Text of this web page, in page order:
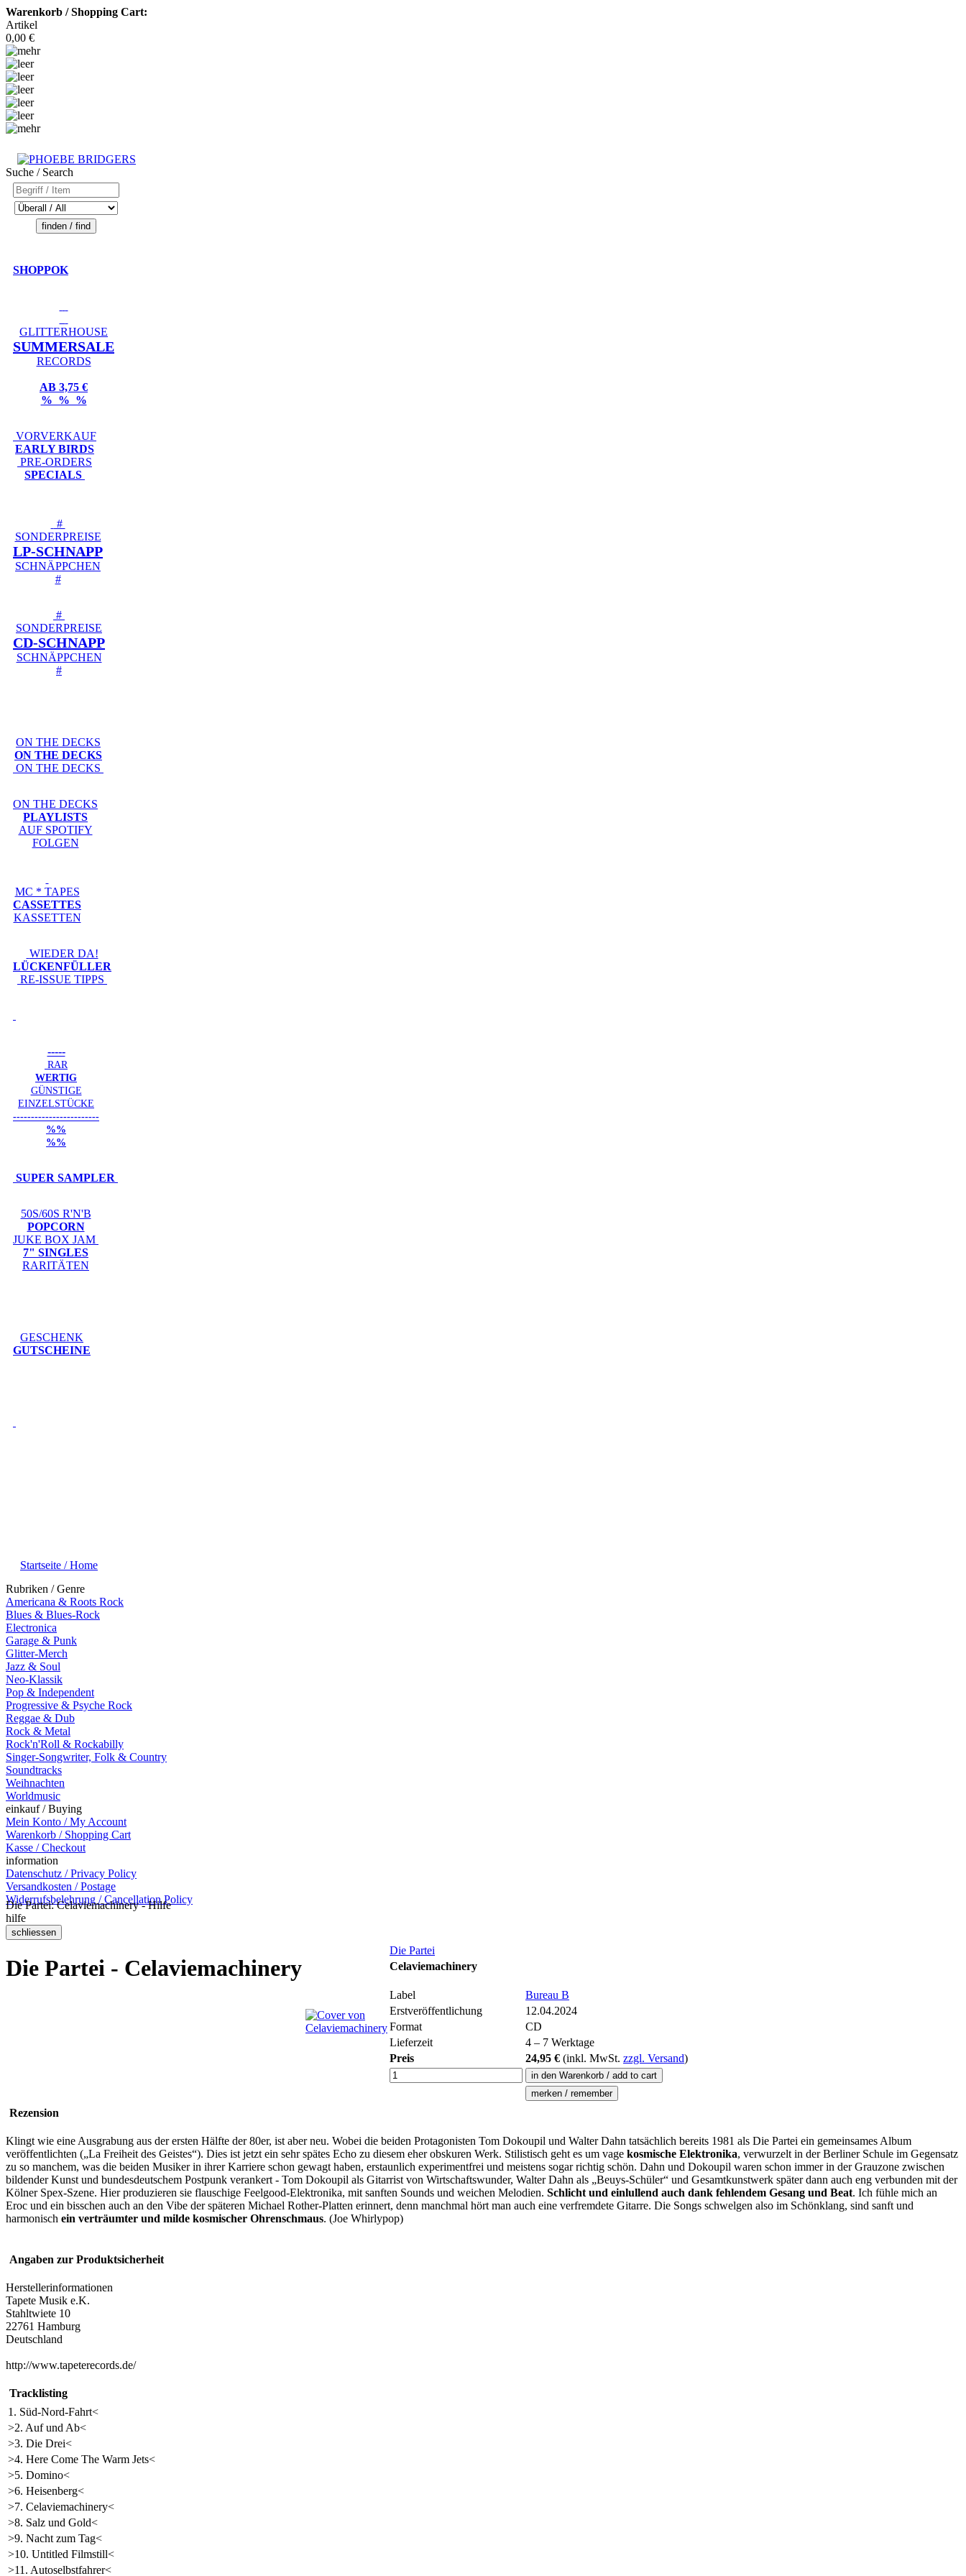
Warenkorb / Shopping Cart:
Artikel
0,00 €
Suche / Search
SHOPPOK
GLITTERHOUSE
SUMMERSALE
RECORDS
AB 3,75 €
% % %
VORVERKAUF
EARLY BIRDS
PRE-ORDERS
SPECIALS
#
SONDERPREISE
LP-SCHNAPP
SCHNÄPPCHEN
#
#
SONDERPREISE
CD-SCHNAPP
SCHNÄPPCHEN
#
ON THE DECKS
ON THE DECKS
ON THE DECKS
ON THE DECKS
PLAYLISTS
AUF SPOTIFY
FOLGEN
MC * TAPES
CASSETTES
KASSETTEN
WIEDER DA!
LÜCKENFÜLLER
RE-ISSUE TIPPS
-----
RAR
WERTIG
GÜNSTIGE
EINZELSTÜCKE
------------------------
%%
%%
SUPER SAMPLER
50S/60S R'N'B
POPCORN
JUKE BOX JAM
7" SINGLES
RARITÄTEN
GESCHENK
GUTSCHEINE
Startseite / Home
Rubriken / Genre
Americana & Roots Rock
Blues & Blues-Rock
Electronica
Garage & Punk
Glitter-Merch
Jazz & Soul
Neo-Klassik
Pop & Independent
Progressive & Psyche Rock
Reggae & Dub
Rock & Metal
Rock'n'Roll & Rockabilly
Singer-Songwriter, Folk & Country
Soundtracks
Weihnachten
Worldmusic
einkauf / Buying
Mein Konto / My Account
Warenkorb / Shopping Cart
Kasse / Checkout
information
Datenschutz / Privacy Policy
Versandkosten / Postage
Widerrufsbelehrung / Cancellation Policy
Die Partei: Celaviemachinery - Hilfe
hilfe
Die Partei - Celaviemachinery
Die Partei
Celaviemachinery
Label
Bureau B
Erstveröffentlichung
12.04.2024
Format
CD
Lieferzeit
4 – 7 Werktage
Preis
24,95 € (inkl. MwSt. zzgl. Versand)
Rezension
Klingt wie eine Ausgrabung aus der ersten Hälfte der 80er, ist aber neu. Wobei die beiden Protagonisten Tom Dokoupil und Walter Dahn tatsächlich bereits 1981 als Die Partei ein gemeinsames Album
veröffentlichten („La Freiheit des Geistes“). Dies ist jetzt ein sehr spätes Echo zu diesem eher obskuren Werk. Stilistisch geht es um vage kosmische Elektronika, verwurzelt in der Berliner Schule im Gegensatz
zu so manchem, was die beiden Musiker in ihrer Karriere schon gewagt haben, erstaunlich experimentfrei und meistens sogar richtig schön. Dahn und Dokoupil waren schon immer in der Grauzone zwischen
bildender Kunst und bundesdeutschem Postpunk verankert - Tom Dokoupil als Gitarrist von Wirtschaftswunder, Walter Dahn als „Beuys-Schüler“ und Gesamtkunstwerk später dann auch eng verbunden mit der
Kölner Spex-Szene. Hier produzieren sie flauschige Feelgood-Elektronika, mit sanften Sounds und weichen Melodien. Schlicht und einlullend auch dank fehlendem Gesang und Beat. Ich fühle mich an
Eroc und ein bisschen auch an den Vibe der späteren Michael Rother-Platten erinnert, denn manchmal hört man auch eine verfremdete Gitarre. Die Songs schwelgen also im Schönklang, sind sanft und
harmonisch ein verträumter und milde kosmischer Ohrenschmaus. (Joe Whirlypop)
Angaben zur Produktsicherheit
Herstellerinformationen
Tapete Musik e.K.
Stahltwiete 10
22761 Hamburg
Deutschland
http://www.tapeterecords.de/
Tracklisting
1. Süd-Nord-Fahrt<
>2. Auf und Ab<
>3. Die Drei<
>4. Here Come The Warm Jets<
>5. Domino<
>6. Heisenberg<
>7. Celaviemachinery<
>8. Salz und Gold<
>9. Nacht zum Tag<
>10. Untitled Filmstill<
>11. Autoselbstfahrer<